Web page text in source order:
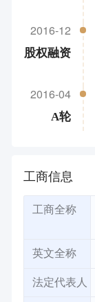
2016-12
股权融资
2016-04
A轮
工商信息
工商全称
英文全称
法定代表人